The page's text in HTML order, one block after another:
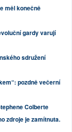
měl konečně
gardy varují
sdružení
pozdně večerní
Colberte
zdroje je zamítnuta.